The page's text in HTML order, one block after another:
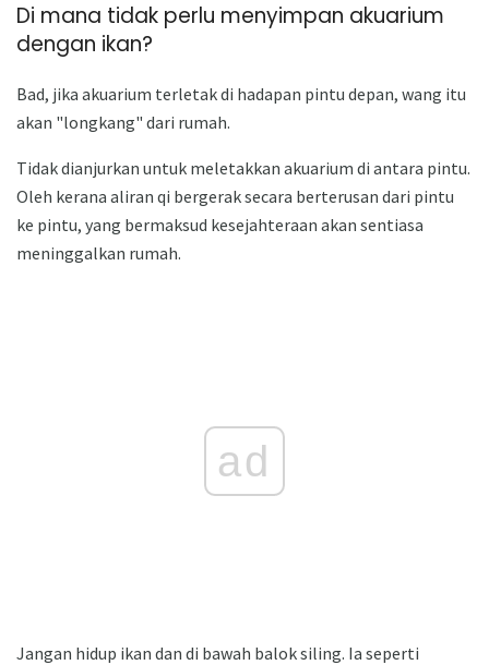
Di mana tidak perlu menyimpan akuarium
dengan ikan?
Bad, jika akuarium terletak di hadapan pintu depan, wang itu
akan "longkang" dari rumah.
Tidak dianjurkan untuk meletakkan akuarium di antara pintu.
Oleh kerana aliran qi bergerak secara berterusan dari pintu
ke pintu, yang bermaksud kesejahteraan akan sentiasa
meninggalkan rumah.
ad
Jangan hidup ikan dan di bawah balok siling. Ia seperti